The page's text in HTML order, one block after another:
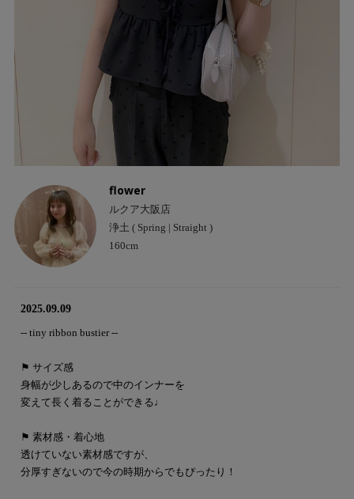
flower
ルクア大阪店
浄土 ( Spring | Straight )
160cm
2025.09.09
-- tiny ribbon bustier --
⚑ サイズ感
身幅が少しあるので中のインナーを
変えて長く着ることができる♩
⚑ 素材感・着心地
透けていない素材感ですが、
分厚すぎないので今の時期からでもぴったり！